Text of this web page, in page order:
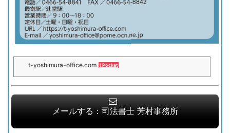
t-yoshimura-office.com 1 Pocket
司法書士芳村事務所｜相続・遺言・みなし解散継続手
続き【辻堂・藤沢・茅ヶ崎・平...
https://t-yoshimura-office.com
辻堂駅南口駅前、徒歩0分。辻堂駅から一番近い司法書士事務所です。（提携駐
車場あり）藤沢市辻堂を中心に茅ヶ崎・平塚・小田原の方々の相続・遺産整理・
メールする：司法書士 芳村事務所